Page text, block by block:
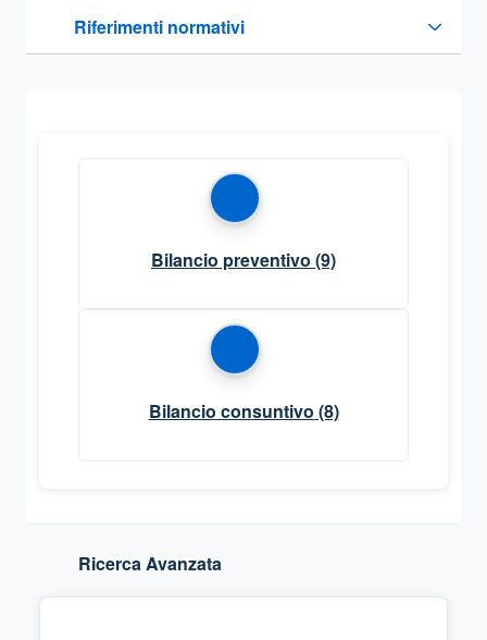
Riferimenti normativi
Sezione compressa
Bilancio preventivo (9)
Bilancio consuntivo (8)
Ricerca Avanzata